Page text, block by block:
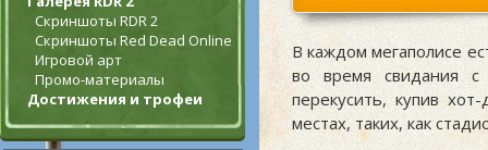
Скриншоты RDR 2
Скриншоты Red Dead Online
Игровой арт
Промо-материалы
Достижения и трофеи
В каждом мегаполисе
во время свидания
перекусить, купив
местах, таких, как